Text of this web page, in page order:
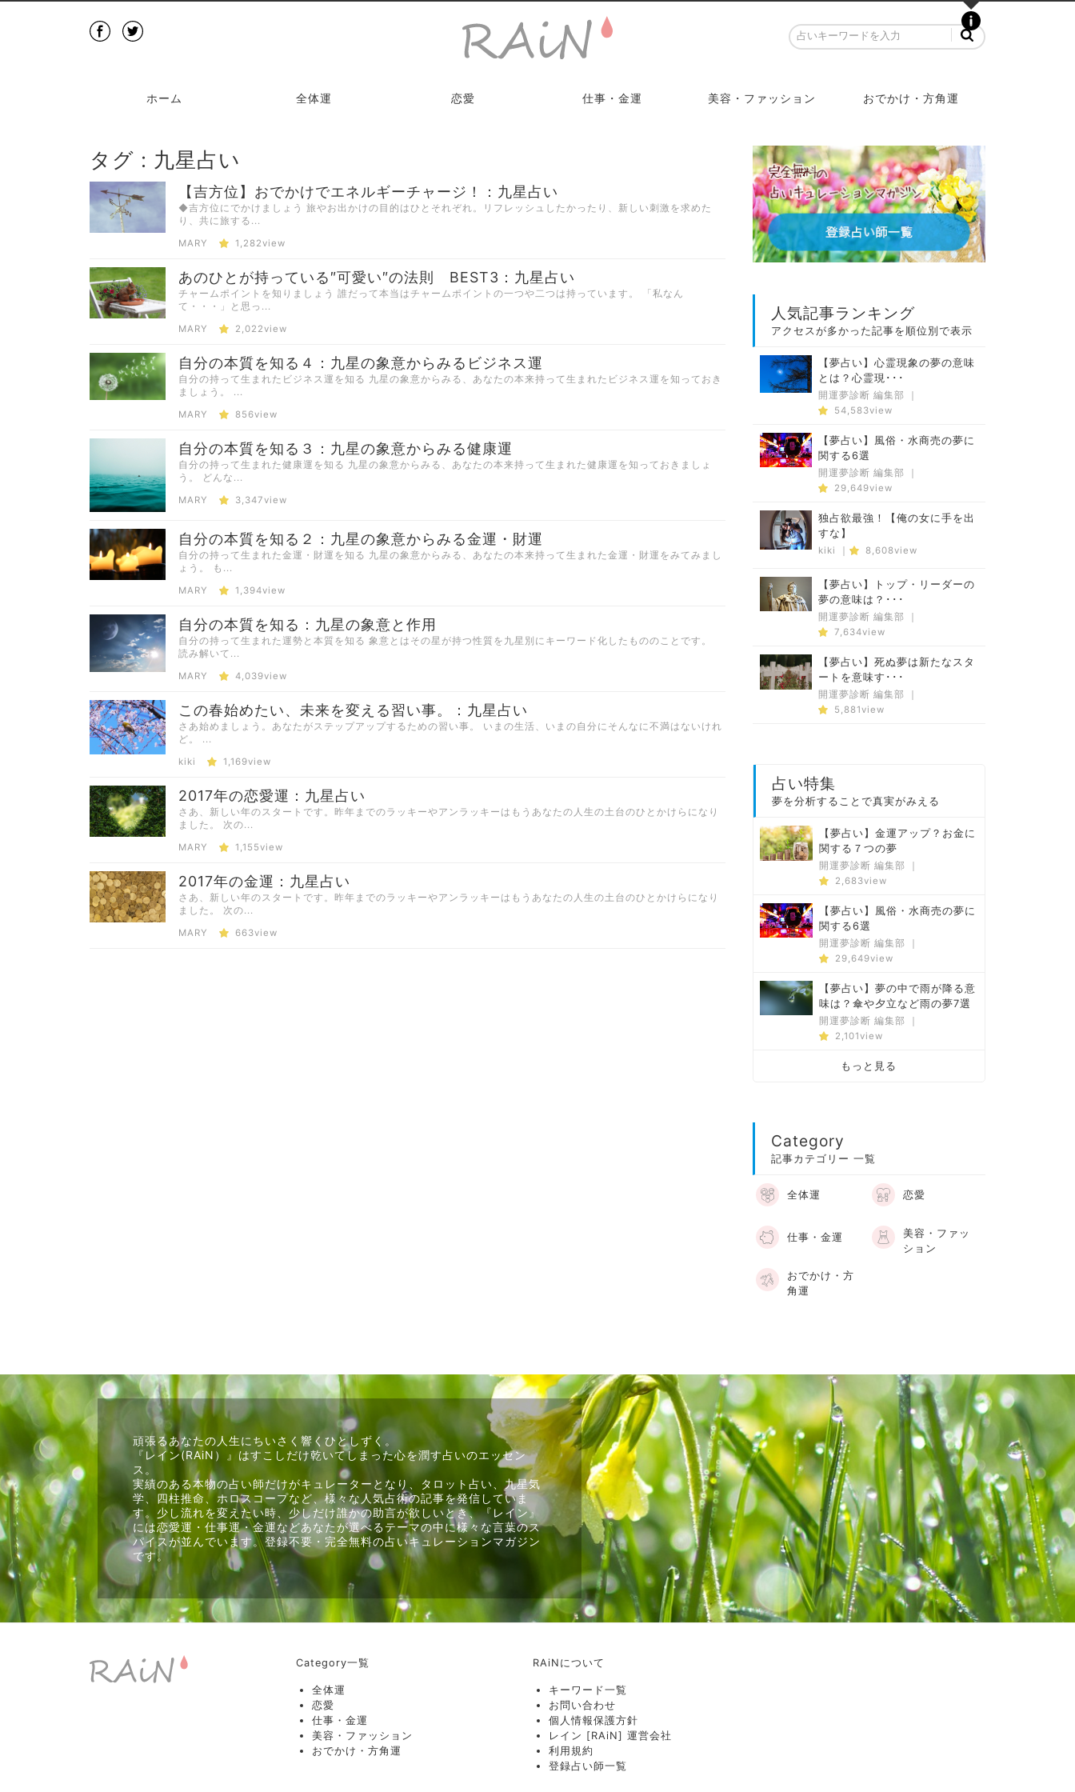
ホーム 全体運 恋愛 仕事・金運 美容・ファッション おでかけ・方角運
タグ : 九星占い
【吉方位】おでかけでエネルギーチャージ！：九星占い
◆吉方位にでかけましょう 旅やお出かけの目的はひとそれぞれ。リフレッシュしたかったり、新しい刺激を求めた
り、共に旅する...
MARY
1,282view
あのひとが持っている″可愛い″の法則 BEST3：九星占い
チャームポイントを知りましょう 誰だって本当はチャームポイントの一つや二つは持っています。 「私なん
て・・・」と思っ...
MARY
2,022view
自分の本質を知る４：九星の象意からみるビジネス運
自分の持って生まれたビジネス運を知る 九星の象意からみる、あなたの本来持って生まれたビジネス運を知っておき
ましょう。 ...
MARY
856view
自分の本質を知る３：九星の象意からみる健康運
自分の持って生まれた健康運を知る 九星の象意からみる、あなたの本来持って生まれた健康運を知っておきましょ
う。 どんな...
MARY
3,347view
自分の本質を知る２：九星の象意からみる金運・財運
自分の持って生まれた金運・財運を知る 九星の象意からみる、あなたの本来持って生まれた金運・財運をみてみまし
ょう。 も...
MARY
1,394view
自分の本質を知る：九星の象意と作用
自分の持って生まれた運勢と本質を知る 象意とはその星が持つ性質を九星別にキーワード化したもののことです。
読み解いて...
MARY
4,039view
この春始めたい、未来を変える習い事。：九星占い
さあ始めましょう。あなたがステップアップするための習い事。 いまの生活、いまの自分にそんなに不満はないけれ
ど。 ...
kiki
1,169view
2017年の恋愛運：九星占い
さあ、新しい年のスタートです。昨年までのラッキーやアンラッキーはもうあなたの人生の土台のひとかけらになり
ました。 次の...
MARY
1,155view
2017年の金運：九星占い
さあ、新しい年のスタートです。昨年までのラッキーやアンラッキーはもうあなたの人生の土台のひとかけらになり
ました。 次の...
MARY
663view
人気記事ランキング
アクセスが多かった記事を順位別で表示
【夢占い】心霊現象の夢の意味
とは？心霊現･･･
開運夢診断 編集部
｜
54,583view
【夢占い】風俗・水商売の夢に
関する6選
開運夢診断 編集部
｜
29,649view
独占欲最強！【俺の女に手を出
すな】
kiki ｜ 8,608view
【夢占い】トップ・リーダーの
夢の意味は？･･･
開運夢診断 編集部
｜
7,634view
【夢占い】死ぬ夢は新たなスタ
ートを意味す･･･
開運夢診断 編集部
｜
5,881view
占い特集
夢を分析することで真実がみえる
【夢占い】金運アップ？お金に
関する７つの夢
開運夢診断 編集部
｜
2,683view
【夢占い】風俗・水商売の夢に
関する6選
開運夢診断 編集部
｜
29,649view
【夢占い】夢の中で雨が降る意
味は？傘や夕立など雨の夢7選
開運夢診断 編集部
｜
2,101view
もっと見る
Category
記事カテゴリー 一覧
全体運 恋愛
仕事・金運
美容・ファッ
ション
おでかけ・方
角運
頑張るあなたの人生にちいさく響くひとしずく。
『レイン(RAiN）』はすこしだけ乾いてしまった心を潤す占いのエッセン
ス。
実績のある本物の占い師だけがキュレーターとなり、タロット占い、九星気
学、四柱推命、ホロスコープなど、様々な人気占術の記事を発信していま
す。少し流れを変えたい時、少しだけ誰かの助言が欲しいとき、『レイン』
には恋愛運・仕事運・金運などあなたが選べるテーマの中に様々な言葉のス
パイスが並んでいます。登録不要・完全無料の占いキュレーションマガジン
です。
Category一覧
全体運
恋愛
仕事・金運
美容・ファッション
おでかけ・方角運
RAiNについて
キーワード一覧
お問い合わせ
個人情報保護方針
レイン [RAiN] 運営会社
利用規約
登録占い師一覧